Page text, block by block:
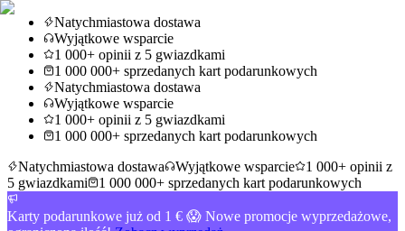
Natychmiastowa dostawa
Wyjątkowe wsparcie
1 000+ opinii z 5 gwiazdkami
1 000 000+ sprzedanych kart podarunkowych
Natychmiastowa dostawa
Wyjątkowe wsparcie
1 000+ opinii z 5 gwiazdkami
1 000 000+ sprzedanych kart podarunkowych
Natychmiastowa dostawa
Wyjątkowe wsparcie
1 000+ opinii z
5 gwiazdkami
1 000 000+ sprzedanych kart podarunkowych
Karty podarunkowe już od 1 € 😱 Nowe promocje wyprzedażowe,